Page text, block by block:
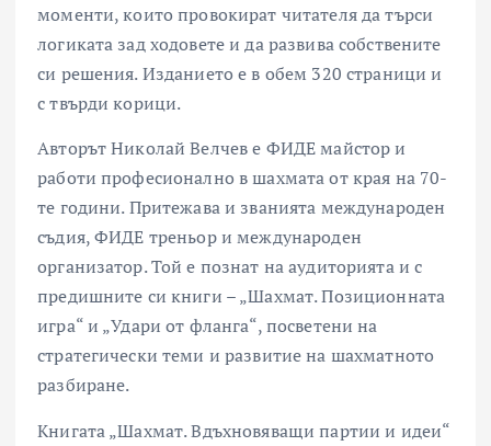
моменти, които провокират читателя да търси
логиката зад ходовете и да развива собствените
си решения. Изданието е в обем 320 страници и
с твърди корици.
Авторът Николай Велчев е ФИДЕ майстор и
работи професионално в шахмата от края на 70-
те години. Притежава и званията международен
съдия, ФИДЕ треньор и международен
организатор. Той е познат на аудиторията и с
предишните си книги – „Шахмат. Позиционната
игра“ и „Удари от фланга“, посветени на
стратегически теми и развитие на шахматното
разбиране.
Книгата „Шахмат. Вдъхновяващи партии и идеи“